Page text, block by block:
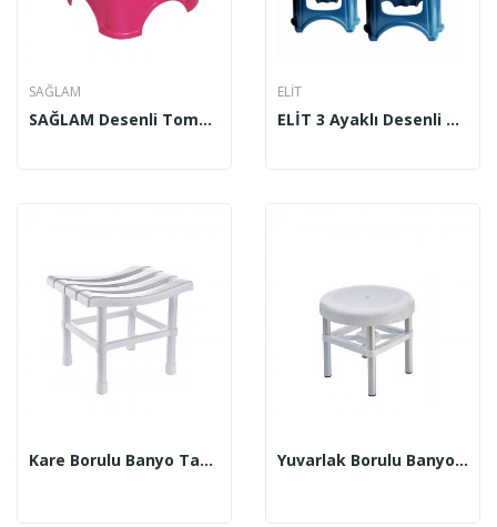
SAĞLAM
SAĞLAM Desenli Tombik Tabure
ELİT
ELİT 3 Ayaklı Desenli Tabure
Kare Borulu Banyo Taburesi Yuvarlak Borulu Banyo Taburesi